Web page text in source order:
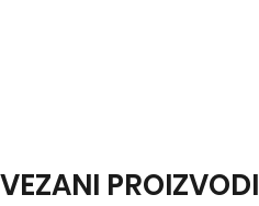
PROIZVODI